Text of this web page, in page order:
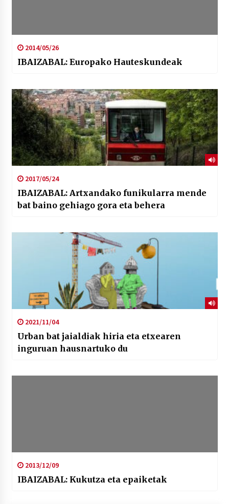
2014/05/26
IBAIZABAL: Europako Hauteskundeak
2017/05/24
IBAIZABAL: Artxandako funikularra mende
bat baino gehiago gora eta behera
2021/11/04
Urban bat jaialdiak hiria eta etxearen
inguruan hausnartuko du
2013/12/09
IBAIZABAL: Kukutza eta epaiketak